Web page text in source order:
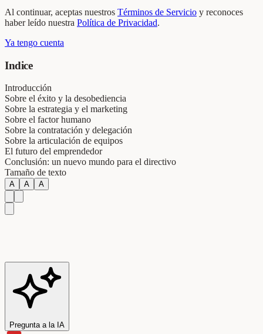
Al continuar, aceptas nuestros Términos de Servicio y reconoces
haber leído nuestra Política de Privacidad.
Ya tengo cuenta
Indice
Introducción
Sobre el éxito y la desobediencia
Sobre la estrategia y el marketing
Sobre el factor humano
Sobre la contratación y delegación
Sobre la articulación de equipos
El futuro del emprendedor
Conclusión: un nuevo mundo para el directivo
Tamaño de texto
A A A
Pregunta a la IA